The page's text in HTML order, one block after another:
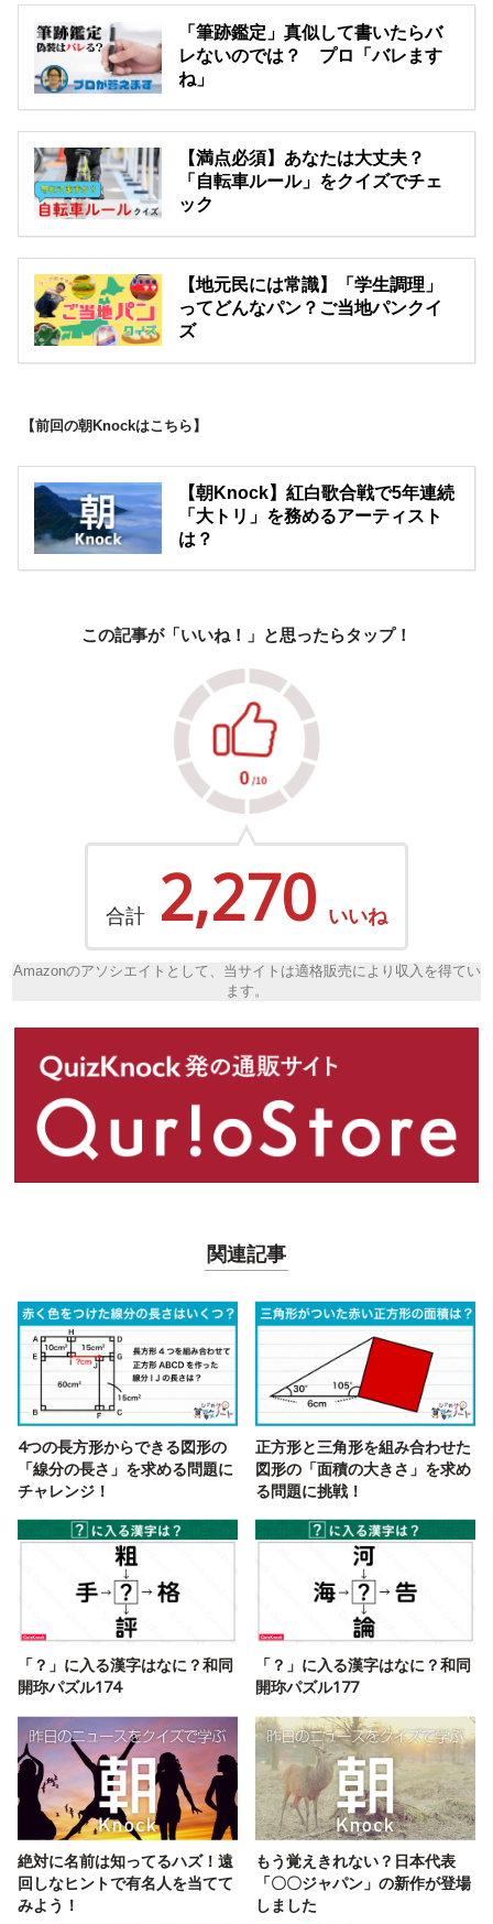
「筆跡鑑定」真似して書いたらバ
レないのでは？ プロ「バレます
ね」
【満点必須】あなたは大丈夫？
「自転車ルール」をクイズでチェ
ック
【地元民には常識】「学生調理」
ってどんなパン？ご当地パンクイ
ズ
【前回の朝Knockはこちら】
【朝Knock】紅白歌合戦で5年連続
「大トリ」を務めるアーティスト
は？
この記事が「いいね！」と思ったらタップ！
合計 2,270 いいね
Amazonのアソシエイトとして、当サイトは適格販売により収入を得てい
ます。
関連記事
4つの長方形からできる図形の
「線分の長さ」を求める問題に
チャレンジ！
正方形と三角形を組み合わせた
図形の「面積の大きさ」を求め
る問題に挑戦！
「？」に入る漢字はなに？和同
開珎パズル174
「？」に入る漢字はなに？和同
開珎パズル177
絶対に名前は知ってるハズ！遠
回しなヒントで有名人を当てて
みよう！
もう覚えきれない？日本代表
「〇〇ジャパン」の新作が登場
しました